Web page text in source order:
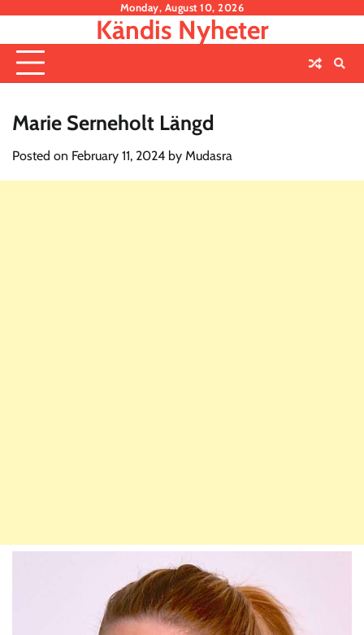
content
Monday, August 10, 2026
Kändis Nyheter
Marie Serneholt Längd
Posted on February 11, 2024 by Mudasra